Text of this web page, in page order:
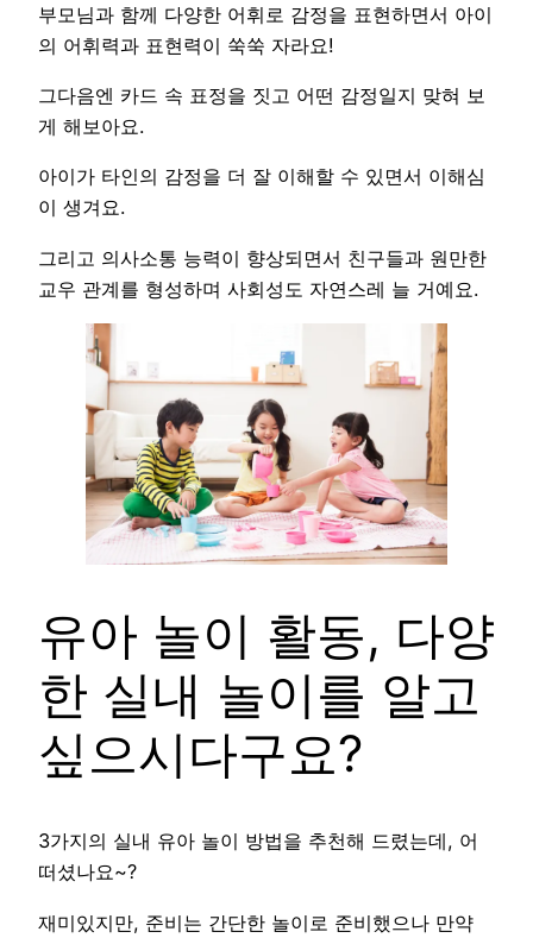
부모님과 함께 다양한 어휘로 감정을 표현하면서 아이
의 어휘력과 표현력이 쑥쑥 자라요!
그다음엔 카드 속 표정을 짓고 어떤 감정일지 맞혀 보
게 해보아요.
아이가 타인의 감정을 더 잘 이해할 수 있면서 이해심
이 생겨요.
그리고 의사소통 능력이 향상되면서 친구들과 원만한
교우 관계를 형성하며 사회성도 자연스레 늘 거예요.
유아 놀이 활동, 다양
한 실내 놀이를 알고
싶으시다구요?
3가지의 실내 유아 놀이 방법을 추천해 드렸는데, 어
떠셨나요~?
재미있지만, 준비는 간단한 놀이로 준비했으나 만약